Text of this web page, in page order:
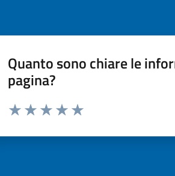
Quanto sono chiare le
pagina?
Valuta da 1 a 5 stelle la pagina